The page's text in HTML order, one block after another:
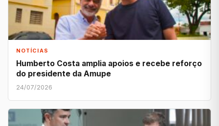
NOTÍCIAS
Humberto Costa amplia apoios e recebe reforço
do presidente da Amupe
24/07/2026